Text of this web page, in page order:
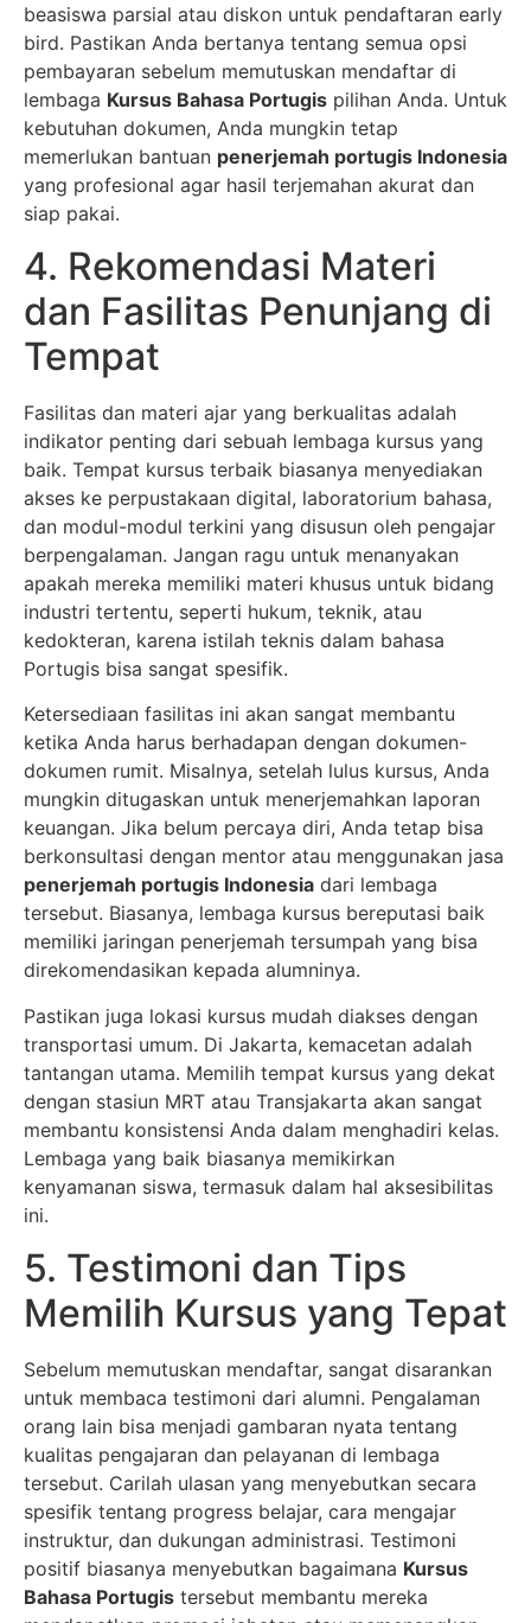
beasiswa parsial atau diskon untuk pendaftaran early
bird. Pastikan Anda bertanya tentang semua opsi
pembayaran sebelum memutuskan mendaftar di
lembaga Kursus Bahasa Portugis pilihan Anda. Untuk
kebutuhan dokumen, Anda mungkin tetap
memerlukan bantuan penerjemah portugis Indonesia
yang profesional agar hasil terjemahan akurat dan
siap pakai.
4. Rekomendasi Materi
dan Fasilitas Penunjang di
Tempat
Fasilitas dan materi ajar yang berkualitas adalah
indikator penting dari sebuah lembaga kursus yang
baik. Tempat kursus terbaik biasanya menyediakan
akses ke perpustakaan digital, laboratorium bahasa,
dan modul-modul terkini yang disusun oleh pengajar
berpengalaman. Jangan ragu untuk menanyakan
apakah mereka memiliki materi khusus untuk bidang
industri tertentu, seperti hukum, teknik, atau
kedokteran, karena istilah teknis dalam bahasa
Portugis bisa sangat spesifik.
Ketersediaan fasilitas ini akan sangat membantu
ketika Anda harus berhadapan dengan dokumen-
dokumen rumit. Misalnya, setelah lulus kursus, Anda
mungkin ditugaskan untuk menerjemahkan laporan
keuangan. Jika belum percaya diri, Anda tetap bisa
berkonsultasi dengan mentor atau menggunakan jasa
penerjemah portugis Indonesia dari lembaga
tersebut. Biasanya, lembaga kursus bereputasi baik
memiliki jaringan penerjemah tersumpah yang bisa
direkomendasikan kepada alumninya.
Pastikan juga lokasi kursus mudah diakses dengan
transportasi umum. Di Jakarta, kemacetan adalah
tantangan utama. Memilih tempat kursus yang dekat
dengan stasiun MRT atau Transjakarta akan sangat
membantu konsistensi Anda dalam menghadiri kelas.
Lembaga yang baik biasanya memikirkan
kenyamanan siswa, termasuk dalam hal aksesibilitas
ini.
5. Testimoni dan Tips
Memilih Kursus yang Tepat
Sebelum memutuskan mendaftar, sangat disarankan
untuk membaca testimoni dari alumni. Pengalaman
orang lain bisa menjadi gambaran nyata tentang
kualitas pengajaran dan pelayanan di lembaga
tersebut. Carilah ulasan yang menyebutkan secara
spesifik tentang progress belajar, cara mengajar
instruktur, dan dukungan administrasi. Testimoni
positif biasanya menyebutkan bagaimana Kursus
Bahasa Portugis tersebut membantu mereka